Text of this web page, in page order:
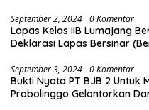
September 2, 2024 0 Komentar
Lapas Kelas IIB Lumajang
Deklarasi Lapas Bersinar
September 3, 2024 0 Komentar
Bukti Nyata PT BJB 2 Untuk
Probolinggo Gelontorkan